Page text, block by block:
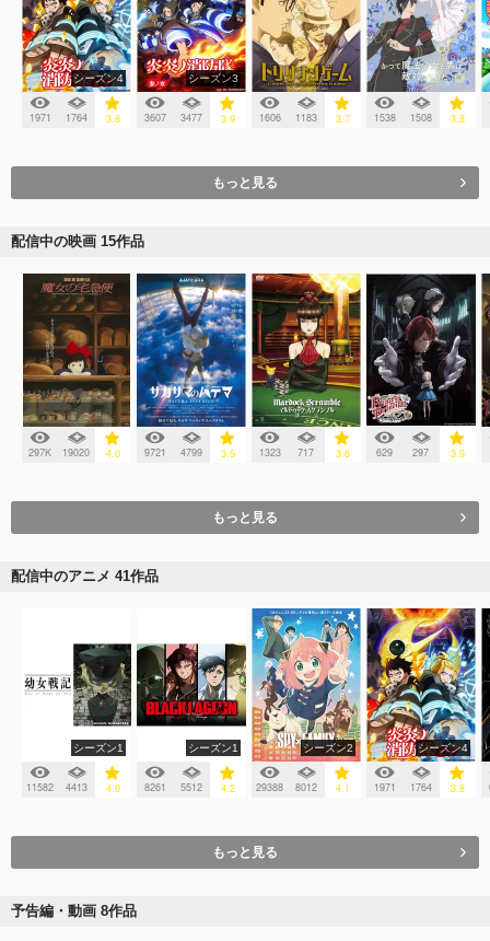
シーズン4
1971 1764 3.8
シーズン3
3607 3477 3.9 1606 1183 3.7 1538 1508 3.8
もっと見る
配信中の映画 15作品
297K 19020 4.0 9721 4799 3.5 1323 717 3.6 629 297 3.9
もっと見る
配信中のアニメ 41作品
シーズン1
11582 4413 4.0
シーズン1
8261 5512 4.2
シーズン2
29388 8012 4.1
シーズン4
1971 1764 3.8
もっと見る
予告編・動画 8作品